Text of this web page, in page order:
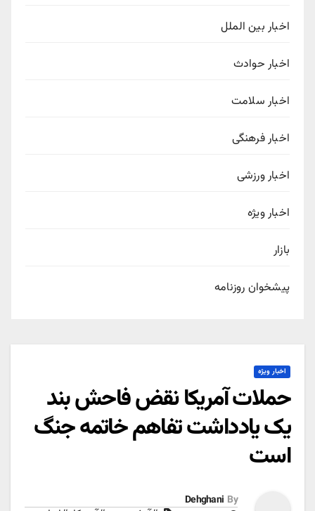
اخبار بین الملل
اخبار حوادث
اخبار سلامت
اخبار فرهنگی
اخبار ورزشی
اخبار ویژه
بازار
پیشخوان روزنامه
اخبار ویژه
حملات آمریکا نقض فاحش بند
یک یادداشت تفاهم خاتمه جنگ
است
By
Dehghani